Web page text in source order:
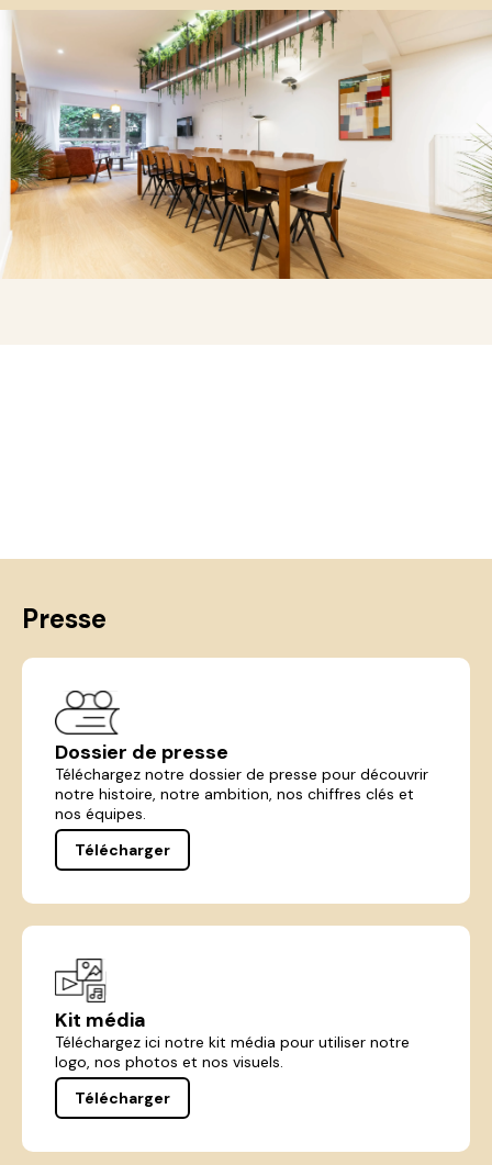
Presse
Dossier de presse
Téléchargez notre dossier de presse pour découvrir
notre histoire, notre ambition, nos chiffres clés et
nos équipes.
Télécharger
Kit média
Téléchargez ici notre kit média pour utiliser notre
logo, nos photos et nos visuels.
Télécharger